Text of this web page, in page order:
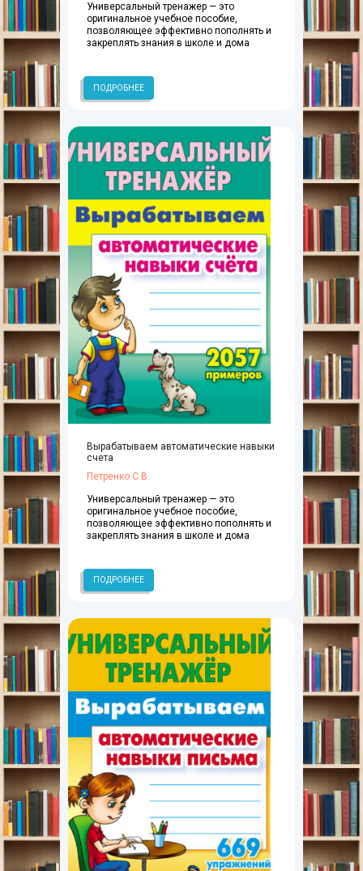
Универсальный тренажер — это
оригинальное учебное пособие,
позволяющее эффективно пополнять и
закреплять знания в школе и дома
ПОДРОБНЕЕ
Вырабатываем автоматические навыки
счета
Петренко С.В.
Универсальный тренажер — это
оригинальное учебное пособие,
позволяющее эффективно пополнять и
закреплять знания в школе и дома
ПОДРОБНЕЕ